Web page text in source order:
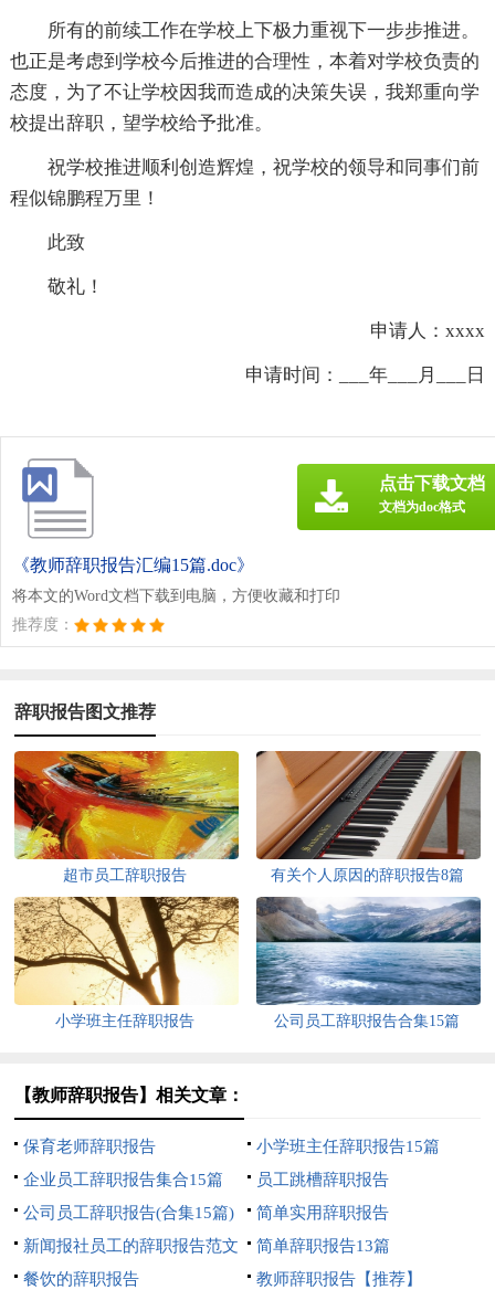
所有的前续工作在学校上下极力重视下一步步推进。
也正是考虑到学校今后推进的合理性，本着对学校负责的
态度，为了不让学校因我而造成的决策失误，我郑重向学
校提出辞职，望学校给予批准。
祝学校推进顺利创造辉煌，祝学校的领导和同事们前
程似锦鹏程万里！
此致
敬礼！
申请人：xxxx
申请时间：___年___月___日
《教师辞职报告汇编15篇.doc》
将本文的Word文档下载到电脑，方便收藏和打印
推荐度：
点击下载文档
文档为doc格式
辞职报告图文推荐
超市员工辞职报告 有关个人原因的辞职报告8篇
小学班主任辞职报告 公司员工辞职报告合集15篇
【教师辞职报告】相关文章：
保育老师辞职报告
小学班主任辞职报告15篇
企业员工辞职报告集合15篇
员工跳槽辞职报告
公司员工辞职报告(合集15篇)
简单实用辞职报告
新闻报社员工的辞职报告范文
简单辞职报告13篇
餐饮的辞职报告
教师辞职报告【推荐】